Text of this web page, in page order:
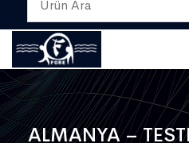
ALMANYA –